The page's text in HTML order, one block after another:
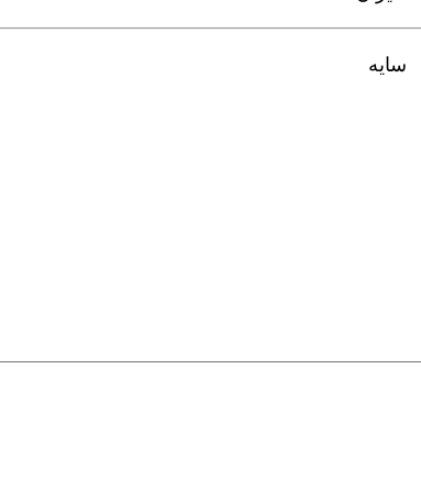
سایه